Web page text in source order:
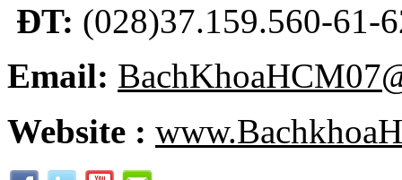
ĐT: (028)37.159.560-61-
Email:
Website :